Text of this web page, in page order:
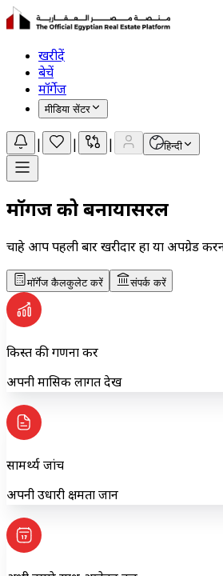
खरीदें
बेचें
मॉर्गेज
मीडिया सेंटर
हिन्दी
मॉर्गेज को बनायासरल
चाहे आप पहली बार खरीदार हों या
मॉर्गेज कैलकुलेट करें संपर्क करें
किस्त की गणना करें
अपनी मासिक लागत देखें
सामर्थ्य जांचें
अपनी उधारी क्षमता जानें